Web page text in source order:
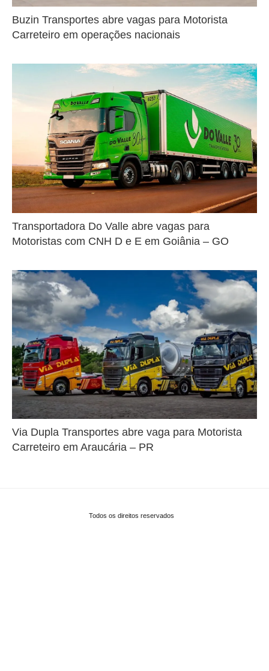
Buzin Transportes abre vagas para Motorista
Carreteiro em operações nacionais
Transportadora Do Valle abre vagas para
Motoristas com CNH D e E em Goiânia – GO
Via Dupla Transportes abre vaga para Motorista
Carreteiro em Araucária – PR
Todos os direitos reservados